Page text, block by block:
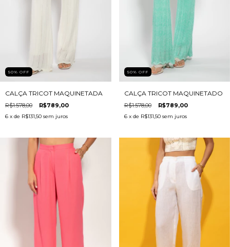
50% OFF
CALÇA TRICOT MAQUINETADA
R$1.578,00 R$789,00
6 x de R$131,50 sem juros
50% OFF
CALÇA TRICOT MAQUINETADO
R$1.578,00 R$789,00
6 x de R$131,50 sem juros